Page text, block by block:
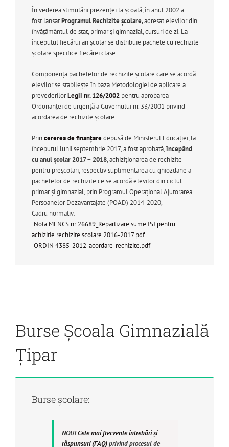
În vederea stimulării prezenței la școală, în anul 2002 a
fost lansatProgramul Rechizite şcolare,adresat elevilor din
învăţământul de stat, primar şi gimnazial, cursuri de zi. La
începutul fiecărui an școlar se distribuie pachete cu rechizite
școlare specifice fiecărei clase.
Componenţa pachetelor de rechizite şcolare care se acordă
elevilor se stabilește în baza Metodologiei de aplicare a
prevederilorLegii nr. 126/2002pentru aprobarea
Ordonanţei de urgenţă a Guvernului nr. 33/2001 privind
acordarea de rechizite şcolare.
Princererea de finanțaredepusă de Ministerul Educației, la
începutul lunii septembrie 2017, a fost aprobată,începând
cu anul școlar 2017 – 2018, achiziționarea de rechizite
pentru preșcolari, respectiv suplimentarea cu ghiozdane a
pachetelor de rechizite ce se acordă elevilor din ciclul
primar și gimnazial, prin Programul Operațional Ajutorarea
Persoanelor Dezavantajate (POAD) 2014-2020,
Cadru normativ:
Nota MENCS nr 26689_Repartizare sume ISJ pentru
achizitie rechizite scolare 2016-2017.pdf
ORDIN 4385_2012_acordare_rechizite.pdf
Burse Școala Gimnazială
Țipar
Burse școlare:
NOU!Cele mai frecvente întrebări și
răspunsuri (FAQ)privind procesul de